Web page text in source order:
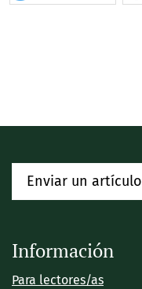
Enviar un artículo
Información
Para lectores/as